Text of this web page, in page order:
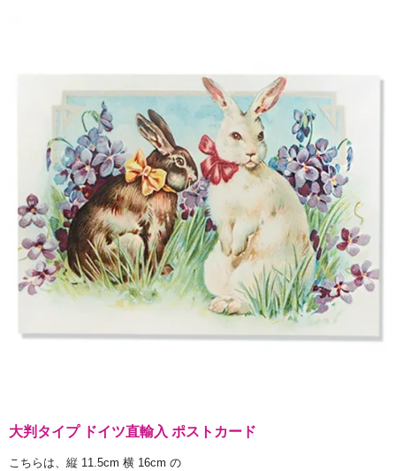
大判タイプ ドイツ直輸入 ポストカード
こちらは、縦 11.5cm 横 16cm の